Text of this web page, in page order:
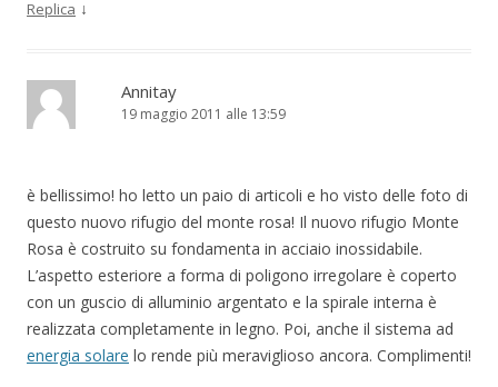
Replica ↓
Annitay
19 maggio 2011 alle 13:59
è bellissimo! ho letto un paio di articoli e ho visto delle foto di
questo nuovo rifugio del monte rosa! Il nuovo rifugio Monte
Rosa è costruito su fondamenta in acciaio inossidabile.
L’aspetto esteriore a forma di poligono irregolare è coperto
con un guscio di alluminio argentato e la spirale interna è
realizzata completamente in legno. Poi, anche il sistema ad
energia solare lo rende più meraviglioso ancora. Complimenti!